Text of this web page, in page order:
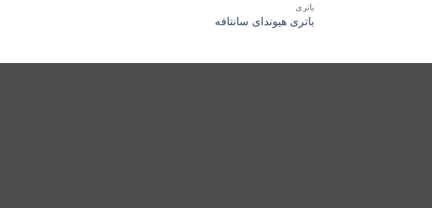
باتری
باتری هیوندای سانتافه